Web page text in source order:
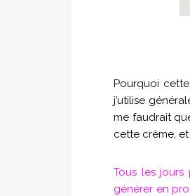
Pourquoi
j’utilise
me faudrait
cette crème,
Tous les
générer en